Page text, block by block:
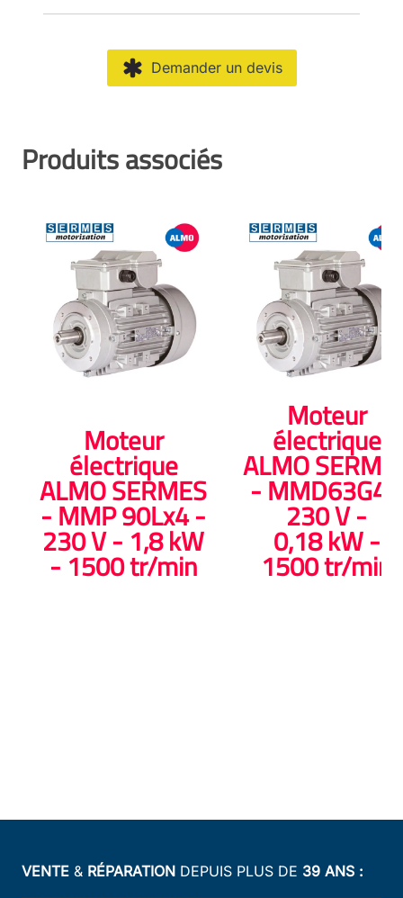
Demander un devis
Produits associés
Moteur
électrique
ALMO SERMES
- MMP 90Lx4 -
230 V - 1,8 kW
- 1500 tr/min
Moteur
électrique
ALMO
- MMD63G4 -
230 V -
0,18 kW -
1500 tr/min
VENTE & RÉPARATION DEPUIS PLUS DE 39 ANS :